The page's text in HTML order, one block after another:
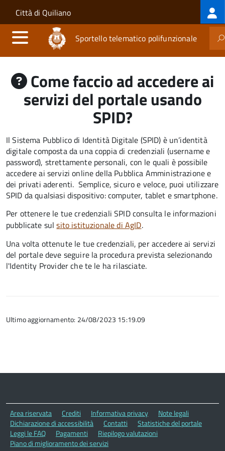
Salta al contenuto principale
Skip to site navigation
Città di Quiliano
Sportello telematico polifunzionale
Come faccio ad accedere ai
servizi del portale usando
SPID?
Il Sistema Pubblico di Identità Digitale (SPID) è un’identità
digitale composta da una coppia di credenziali (username e
password), strettamente personali, con le quali è possibile
accedere ai servizi online della Pubblica Amministrazione e
dei privati aderenti. Semplice, sicuro e veloce, puoi utilizzare
SPID da qualsiasi dispositivo: computer, tablet e smartphone.
Per ottenere le tue credenziali SPID consulta le informazioni
pubblicate sulsito istituzionale di AgID.
Una volta ottenute le tue credenziali, per accedere ai servizi
del portale deve seguire la procedura prevista selezionando
l'Identity Provider che te le ha rilasciate.
Ultimo aggiornamento: 24/08/2023 15:19.09
Area riservata Crediti Informativa privacy
Note legali
Dichiarazione di accessibilità
Contatti
Statistiche del portale
Leggi le FAQ
Pagamenti
Riepilogo valutazioni
Piano di miglioramento dei servizi